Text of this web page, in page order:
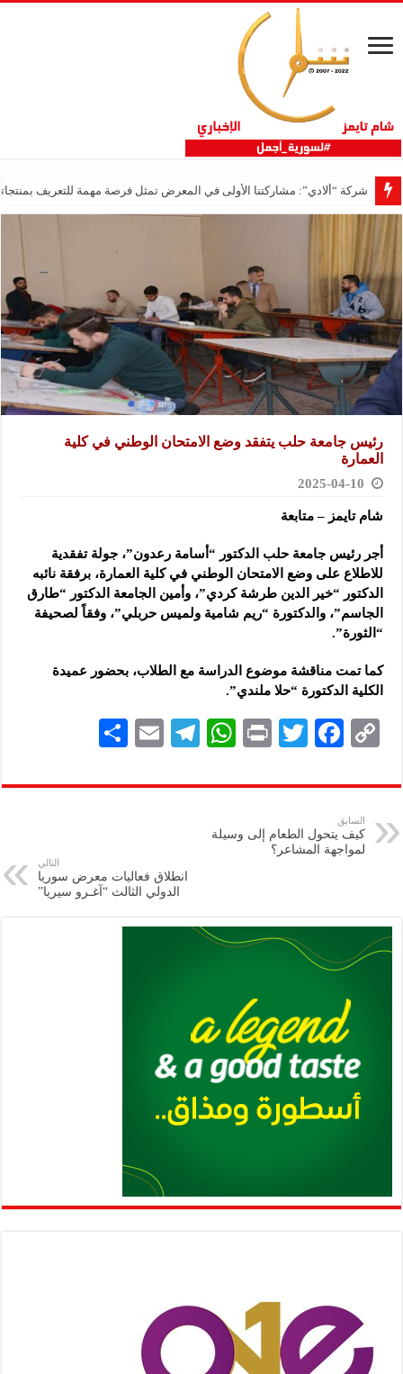
شركة “ألادي”: مشاركتنا الأولى في المعرض تمثل فرصة مهمة للتعريف
رئيس جامعة حلب يتفقد وضع الامتحان الوطني في كلية
العمارة
2025-04-10
شام تايمز – متابعة
أجر رئيس جامعة حلب الدكتور “أسامة رعدون”، جولة تفقدية
للاطلاع على وضع الامتحان الوطني في كلية العمارة، برفقة نائبه
الدكتور “خير الدين طرشة كردي”، وأمين الجامعة الدكتور “طارق
الجاسم”، والدكتورة “ريم شامية ولميس حربلي”، وفقاً لصحيفة
“الثورة”.
كما تمت مناقشة موضوع الدراسة مع الطلاب، بحضور عميدة
الكلية الدكتورة “حلا ملندي”.
C
p
y
Li
F
eb
k
T
tt
P
nt
W
at
Te
gr
E
ai
ar
السابق
كيف يتحول الطعام إلى وسيلة
لمواجهة المشاعر؟
التالي
انطلاق فعاليات معرض سوريا
الدولي الثالث “آغـرو سيريا”